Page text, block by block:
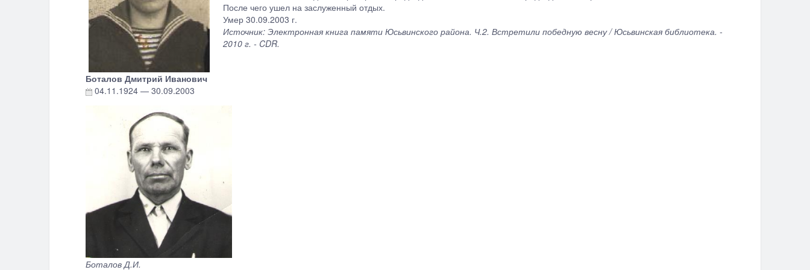
Боталов Дмитрий Иванович
04.11.1924 — 30.09.2003
После чего ушел на заслуженный отдых.
Умер 30.09.2003 г.
Источник: Электронная книга памяти Юсьвинского района. Ч.2. Встретили победную весну / Юсьвинская библиотека. -
2010 г. - CDR.
Боталов Д.И.